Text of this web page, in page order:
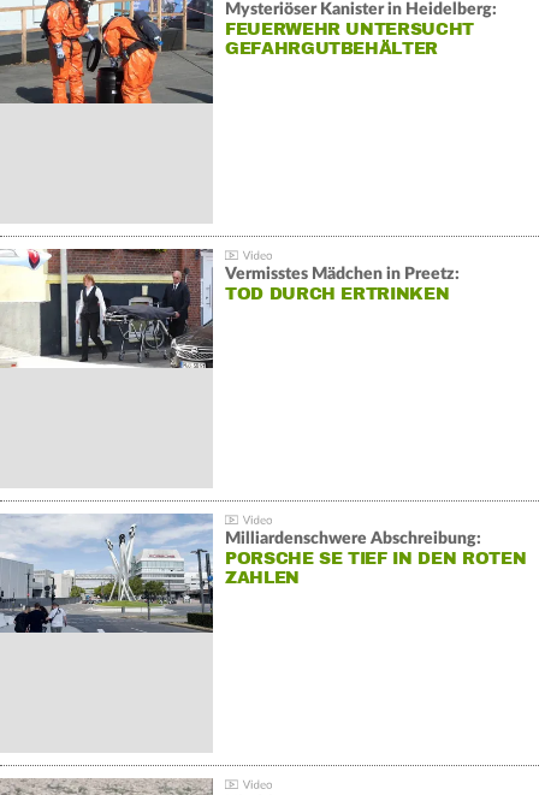
Mysteriöser Kanister in Heidelberg:
FEUERWEHR UNTERSUCHT
GEFAHRGUTBEHÄLTER
Vermisstes Mädchen in Preetz:
TOD DURCH ERTRINKEN
Milliardenschwere Abschreibung:
PORSCHE SE TIEF IN DEN ROTEN
ZAHLEN